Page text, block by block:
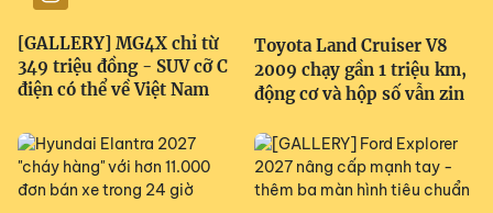
[GALLERY] MG4X chỉ từ
349 triệu đồng - SUV cỡ C
điện có thể về Việt Nam
Toyota Land Cruiser V8
2009 chạy gần 1 triệu km,
động cơ và hộp số vẫn zin